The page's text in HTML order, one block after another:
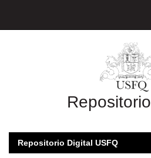
Repositorio
Repositorio Digital USFQ